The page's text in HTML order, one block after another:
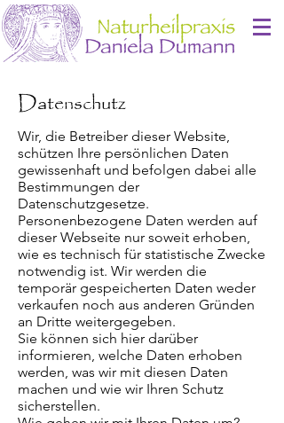
Datenschutz
Wir, die Betreiber dieser Website,
schützen Ihre persönlichen Daten
gewissenhaft und befolgen dabei alle
Bestimmungen der
Datenschutzgesetze.
Personenbezogene Daten werden auf
dieser Webseite nur soweit erhoben,
wie es technisch für statistische Zwecke
notwendig ist. Wir werden die
temporär gespeicherten Daten weder
verkaufen noch aus anderen Gründen
an Dritte weitergegeben.
Sie können sich hier darüber
informieren, welche Daten erhoben
werden, was wir mit diesen Daten
machen und wie wir Ihren Schutz
sicherstellen.